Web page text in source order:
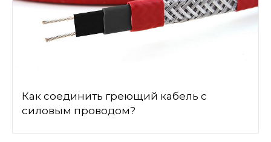
Как соединить греющий кабель с
силовым проводом?